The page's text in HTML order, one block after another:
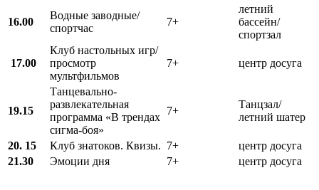
16.00
Водные заводные/
спортчас
7+
летний
бассейн/
спортзал
17.00
Клуб настольных игр/
просмотр
мультфильмов
7+ центр досуга
19.15
Танцевально-
развлекательная
программа «В трендах
сигма-боя»
7+
Танцзал/
летний шатер
20. 15 Клуб знатоков. Квизы. 7+
центр досуга
21.30
Эмоции дня 7+ центр досуга